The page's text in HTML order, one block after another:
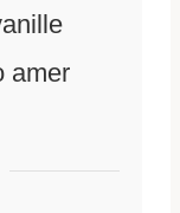
amer